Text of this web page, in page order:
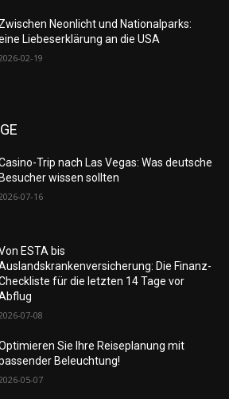
Zwischen Neonlicht und Nationalparks:
Liebeserklärung an die USA
02-19
Trip nach Las Vegas: Was deutsche
wissen sollten
07-16
ESTA bis
Die Finanz-
für die letzten 14 Tage vor
07-08
Sie Ihre Reiseplanung mit
Beleuchtung!
05-07